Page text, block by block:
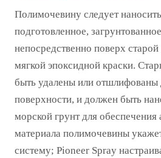
Полимочевину следует
подготовленное,
непосредственно поверх
мягкой эпоксидной краски.
быть удалены или отшлифованы
поверхности, и должен быть
морской грунт для
материала полимочевины
систему; Pioneer Spray